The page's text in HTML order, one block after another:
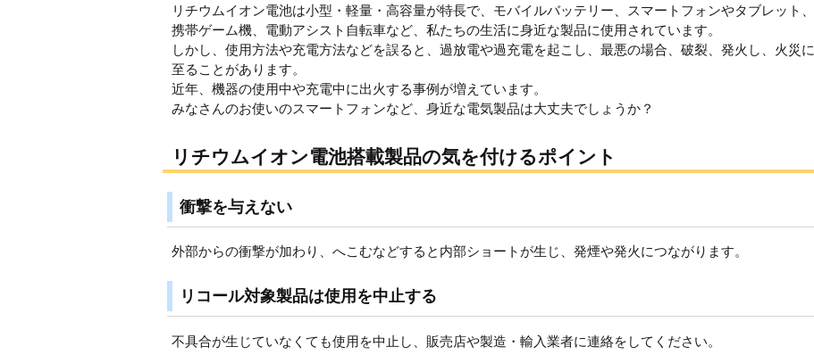
リチウムイオン電池は小型・軽量・高容量が特長で、モバイルバッテリー、スマートフォンやタブレット、
携帯ゲーム機、電動アシスト自転車など、私たちの生活に身近な製品に使用されています。
しかし、使用方法や充電方法などを誤ると、過放電や過充電を起こし、最悪の場合、破裂、発火し、火災に
至ることがあります。
近年、機器の使用中や充電中に出火する事例が増えています。
みなさんのお使いのスマートフォンなど、身近な電気製品は大丈夫でしょうか？
リチウムイオン電池搭載製品の気を付けるポイント
衝撃を与えない
外部からの衝撃が加わり、へこむなどすると内部ショートが生じ、発煙や発火につながります。
リコール対象製品は使用を中止する
不具合が生じていなくても使用を中止し、販売店や製造・輸入業者に連絡をしてください。